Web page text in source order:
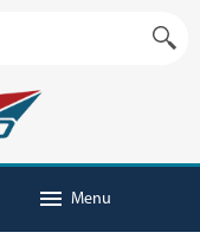
menu Menu